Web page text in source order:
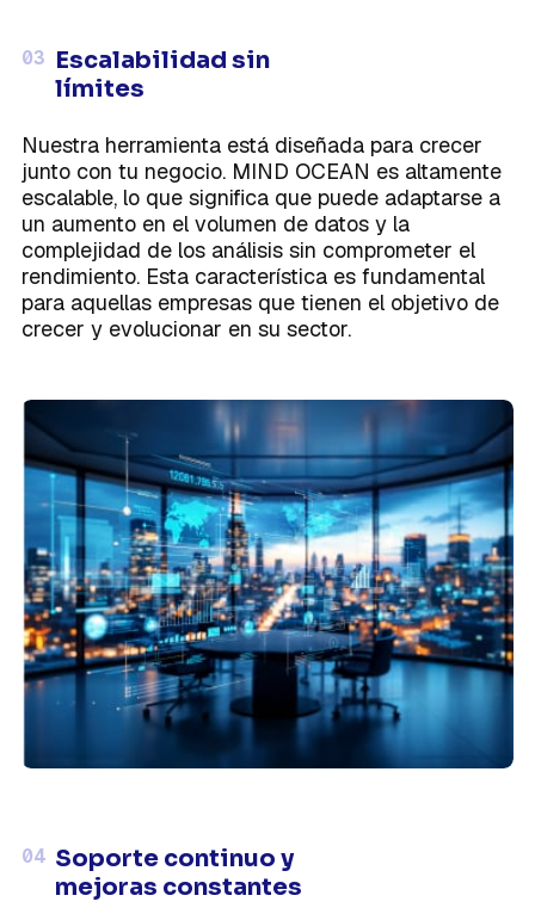
03 Escalabilidad sin
límites
Nuestra herramienta está diseñada para crecer
junto con tu negocio. MIND OCEAN es altamente
escalable, lo que significa que puede adaptarse a
un aumento en el volumen de datos y la
complejidad de los análisis sin comprometer el
rendimiento. Esta característica es fundamental
para aquellas empresas que tienen el objetivo de
crecer y evolucionar en su sector.
04 Soporte continuo y
mejoras constantes